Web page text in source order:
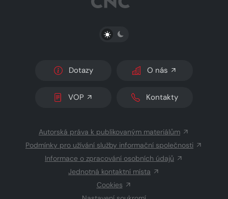
PŘEPNOUT SVĚTLÝ/TMAVÝ REŽIM
Dotazy O nás
VOP Kontakty
Autorská práva k publikovaným materiálům
Podmínky pro užívání služby informační společnosti
Informace o zpracování osobních údajů
Jednotná kontaktní místa
Cookies